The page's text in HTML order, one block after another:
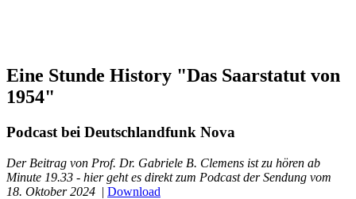
Eine Stunde History "Das Saarstatut von
1954"
Podcast bei Deutschlandfunk Nova
Der Beitrag von Prof. Dr. Gabriele B. Clemens ist zu hören ab
Minute 19.33 - hier geht es direkt zum Podcast der Sendung vom
18. Oktober 2024 | Download